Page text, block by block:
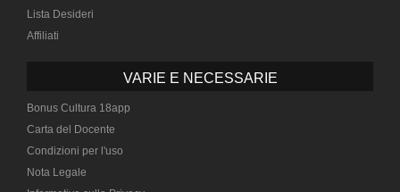
Lista Desideri
Affiliati
VARIE E NECESSARIE
Bonus Cultura 18app
Carta del Docente
Condizioni per l'uso
Nota Legale